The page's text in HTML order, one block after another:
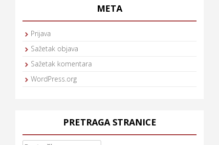
META
Prijava
Sažetak objava
Sažetak komentara
WordPress.org
PRETRAGA STRANICE